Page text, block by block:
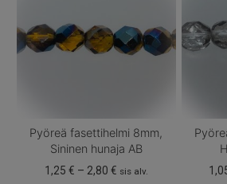
Pyöreä fasettihelmi 8mm,
Sininen hunaja AB
1,25 € – 2,80 €Hintaluokka:
sis alv.